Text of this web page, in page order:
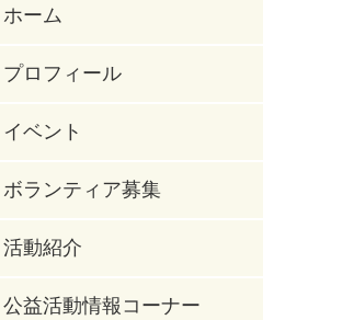
ホーム
プロフィール
イベント
ボランティア募集
活動紹介
公益活動情報コーナー